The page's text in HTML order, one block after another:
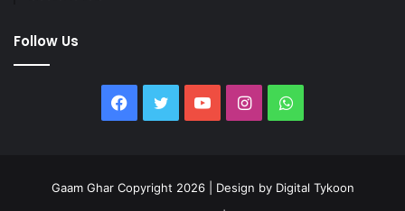
Follow Us
Facebook
TwitterYouTubeInstagramWhatsApp
Gaam Ghar Copyright 2026 | Design by Digital Tykoon